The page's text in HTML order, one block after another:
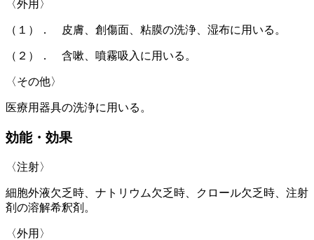
〈外用〉
（１）． 皮膚、創傷面、粘膜の洗浄、湿布に用いる。
（２）． 含嗽、噴霧吸入に用いる。
〈その他〉
医療用器具の洗浄に用いる。
効能・効果
〈注射〉
細胞外液欠乏時、ナトリウム欠乏時、クロール欠乏時、注射
剤の溶解希釈剤。
〈外用〉